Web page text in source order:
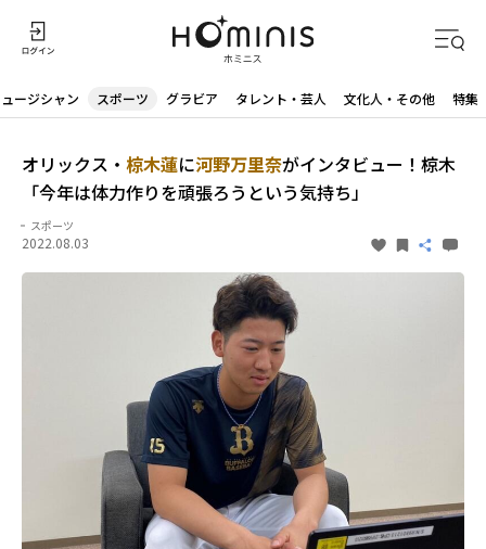
ージシャン スポーツ グラビア タレント・芸人 文化人・その他 特集
オリックス・ 椋木蓮に河野万里奈がインタビュー！椋木
「今年は体力作りを頑張ろうという気持ち」
スポーツ
2022.08.03